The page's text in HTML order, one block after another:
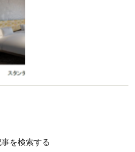
を検索する